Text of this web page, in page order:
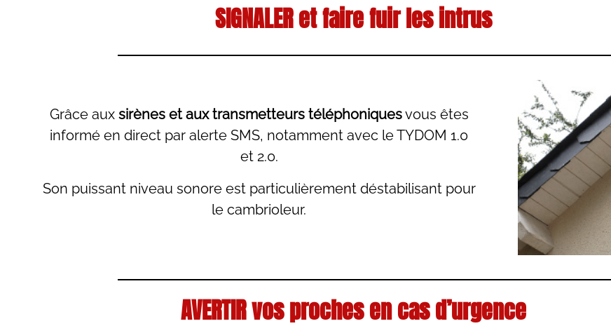
SIGNALER et faire fuir les intrus
Grâce auxsirènes et aux transmetteurs téléphoniquesvous êtes
informé en direct par alerte SMS, notamment avec le TYDOM 1.0
et 2.0.
Son puissant niveau sonore est particulièrement déstabilisant pour
le cambrioleur.
AVERTIR vos proches en cas d’urgence